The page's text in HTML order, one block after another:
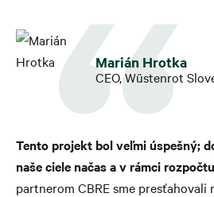
Marián Hrotka
CEO, Wüstenrot
Tento projekt bol veľmi úspešný;
naše ciele načas a v rámci
partnerom CBRE sme presťahovali